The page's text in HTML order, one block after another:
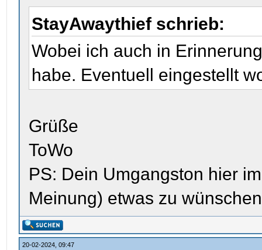
StayAwaythief schrieb:
Wobei ich auch in
habe. Eventuell eingestellt
Grüße
ToWo
PS: Dein Umgangston hier
Meinung) etwas zu
20-02-2024, 09:47